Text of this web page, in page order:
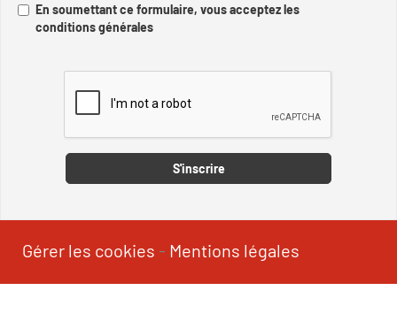
En soumettant ce formulaire, vous acceptez les
conditions générales
S'inscrire
Gérer les cookies - Mentions légales